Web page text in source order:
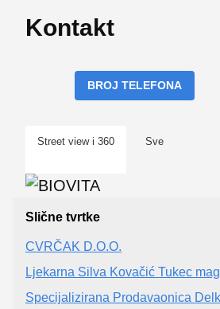
Kontakt
BROJ TELEFONA
Street view i 360 Sve
Slične tvrtke
CVRČAK D.O.O.
Ljekarna Silva Kovačić Tukec
Specijalizirana Prodavaonica